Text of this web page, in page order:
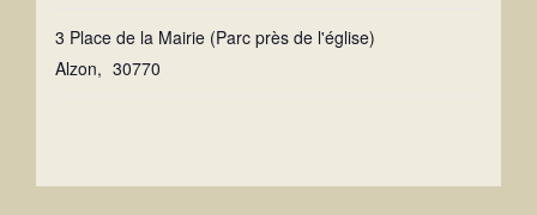
3 Place de la Mairie (Parc près de l'église)
Alzon, 30770